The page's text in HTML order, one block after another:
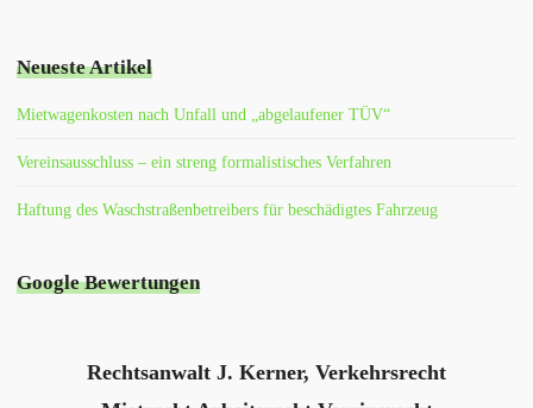
der
Beiträge
Neueste Artikel
Mietwagenkosten nach Unfall und „abgelaufener TÜV“
Vereinsausschluss – ein streng formalistisches Verfahren
Haftung des Waschstraßenbetreibers für beschädigtes Fahrzeug
Google Bewertungen
Rechtsanwalt J. Kerner, Verkehrsrecht